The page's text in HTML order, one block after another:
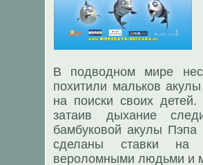
В подводном мире
похитили мальков
на поиски своих
затаив дыхание
бамбуковой акулы
сделаны ставки на
вероломными людьми и